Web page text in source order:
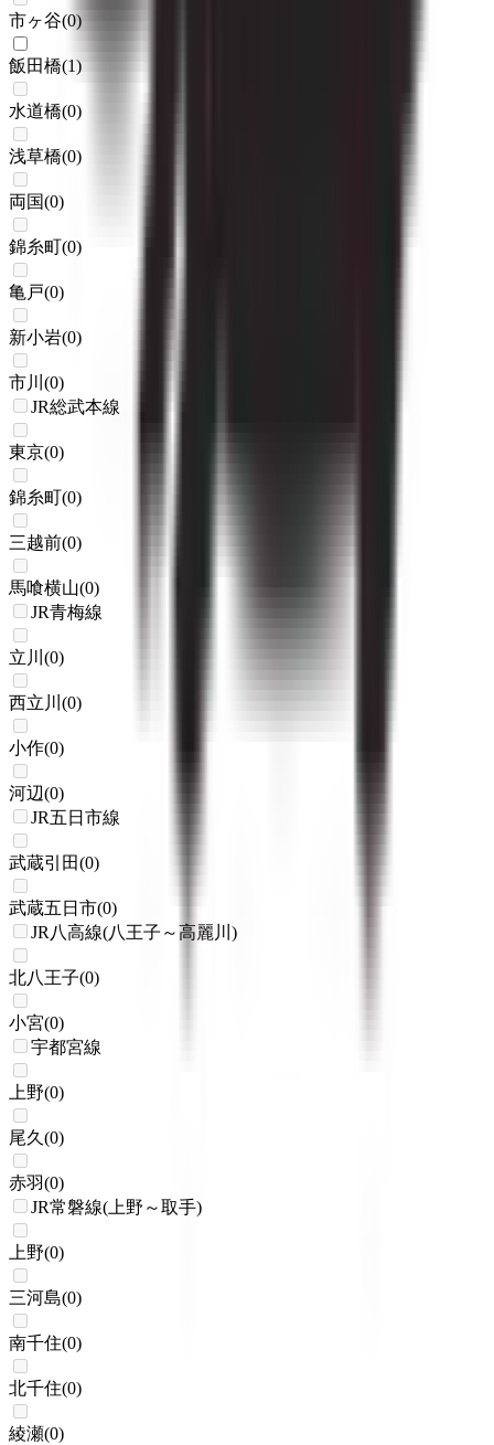
市ヶ谷(0)
飯田橋(1)
水道橋(0)
浅草橋(0)
両国(0)
錦糸町(0)
亀戸(0)
新小岩(0)
市川 (0)
JR総武本線
東京(0)
錦糸町(0)
三越前(0)
馬喰横山(0)
JR青梅線
立川 (0)
西立川 (0)
小作(0)
河辺(0)
JR五日市線
武蔵引田(0)
武蔵五日市(0)
JR八高線(八王子～高麗川)
北八王子(0)
小宮(0)
宇都宮線
上野(0)
尾久 (0)
赤羽(0)
JR常磐線(上野～取手)
上野(0)
三河島(0)
南千住(0)
北千住(0)
綾瀬(0)